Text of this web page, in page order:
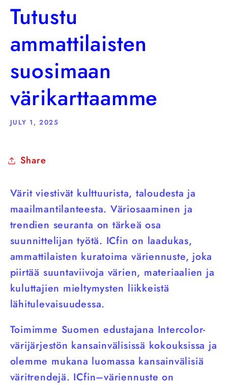
Tutustu
ammattilaisten
suosimaan
värikarttaamme
JULY 1, 2025
Share
Värit viestivät kulttuurista, taloudesta ja
maailmantilanteesta. Väriosaaminen ja
trendien seuranta on tärkeä osa
suunnittelijan työtä. ICfin on laadukas,
ammattilaisten kuratoima väriennuste, joka
piirtää suuntaviivoja värien, materiaalien ja
kuluttajien mieltymysten liikkeistä
lähitulevaisuudessa.
Toimimme Suomen edustajana Intercolor-
värijärjestön kansainvälisissä kokouksissa ja
olemme mukana luomassa kansainvälisiä
väritrendejä. ICfin–väriennuste on